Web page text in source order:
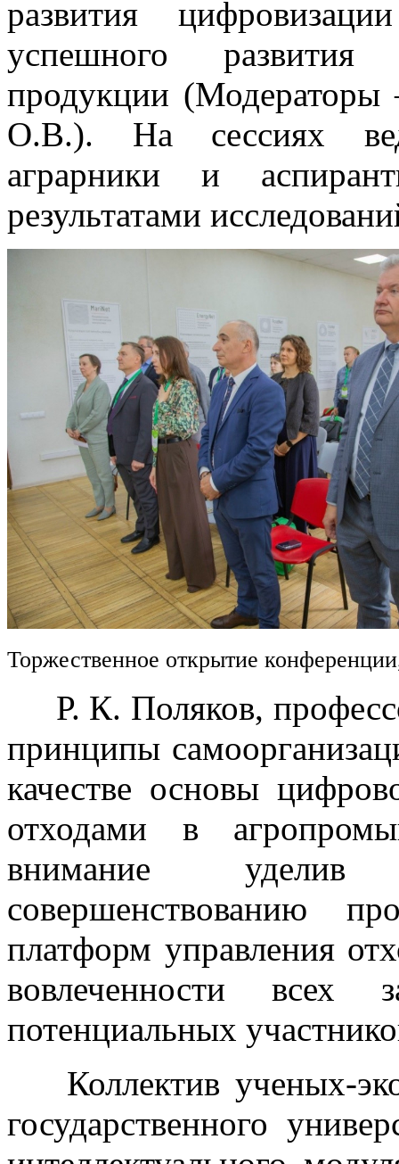
развития
успешного развития
продукции
О.В.). На сессиях
аграрники и
результатами
Торжественное открытие
Р. К. Поляков,
принципы
качестве основы
отходами в
внимание уделив
совершенствованию
платформ управления
вовлеченности всех
потенциальных
Коллектив ученых-
государственного